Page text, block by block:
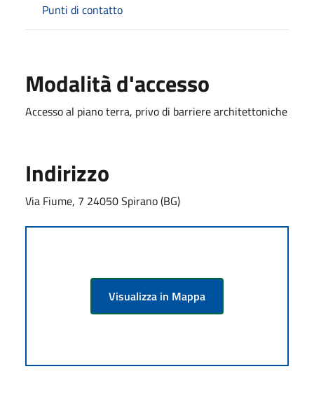
Punti di contatto
Modalità d'accesso
Accesso al piano terra, privo di barriere architettoniche
Indirizzo
Via Fiume, 7 24050 Spirano (BG)
Visualizza in Mappa